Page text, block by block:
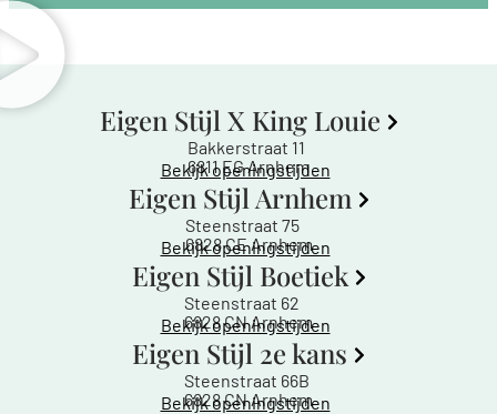
Eigen Stijl X King Louie
Bakkerstraat 11
6811 EG Arnhem
Bekijk openingstijden
Eigen Stijl Arnhem
Steenstraat 75
6828 CE Arnhem
Bekijk openingstijden
Eigen Stijl Boetiek
Steenstraat 62
6828 CN Arnhem
Bekijk openingstijden
Eigen Stijl 2e kans
Steenstraat 66B
6828 CN Arnhem
Bekijk openingstijden